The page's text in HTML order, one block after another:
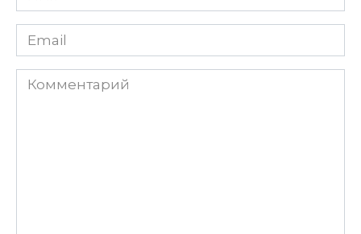
Email
Комментарий